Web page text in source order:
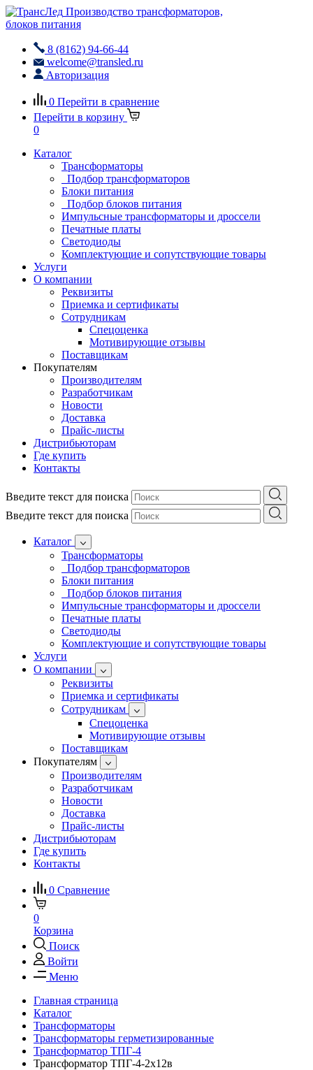
Производство трансформаторов,
блоков питания
8 (8162) 94-66-44
welcome@transled.ru
Авторизация
0 Перейти в сравнение
Перейти в корзину
0
Каталог
Трансформаторы
Подбор трансформаторов
Блоки питания
Подбор блоков питания
Импульсные трансформаторы и дроссели
Печатные платы
Светодиоды
Комплектующие и сопутствующие товары
Услуги
О компании
Реквизиты
Приемка и сертификаты
Сотрудникам
Спецоценка
Мотивирующие отзывы
Поставщикам
Покупателям
Производителям
Разработчикам
Новости
Доставка
Прайс-листы
Дистрибьюторам
Где купить
Контакты
Введите текст для поиска
Введите текст для поиска
Каталог
Трансформаторы
Подбор трансформаторов
Блоки питания
Подбор блоков питания
Импульсные трансформаторы и дроссели
Печатные платы
Светодиоды
Комплектующие и сопутствующие товары
Услуги
О компании
Реквизиты
Приемка и сертификаты
Сотрудникам
Спецоценка
Мотивирующие отзывы
Поставщикам
Покупателям
Производителям
Разработчикам
Новости
Доставка
Прайс-листы
Дистрибьюторам
Где купить
Контакты
0 Сравнение
0
Корзина
Поиск
Войти
Меню
Главная страница
Каталог
Трансформаторы
Трансформаторы герметизированные
Трансформатор ТПГ-4
Трансформатор ТПГ-4-2х12в